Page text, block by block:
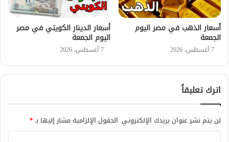
أسعار الذهب في مصر اليوم
الجمعة
7 أغسطس، 2026
أسعار الدينار الكويتي في مصر
اليوم الجمعة
7 أغسطس، 2026
اترك تعليقاً
لن يتم نشر عنوان بريدك الإلكتروني. الحقول الإلزامية مشار إليها بـ*